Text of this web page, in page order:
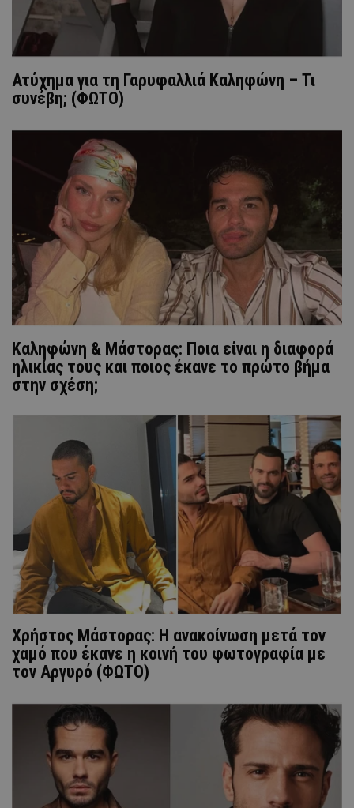
Ατύχημα για τη Γαρυφαλλιά Καληφώνη – Τι
συνέβη; (ΦΩΤΟ)
Καληφώνη & Μάστορας: Ποια είναι η διαφορά
ηλικίας τους και ποιος έκανε το πρώτο βήμα
στην σχέση;
Χρήστος Μάστορας: H ανακοίνωση μετά τον
χαμό που έκανε η κοινή του φωτογραφία με
τον Αργυρό (ΦΩΤΟ)